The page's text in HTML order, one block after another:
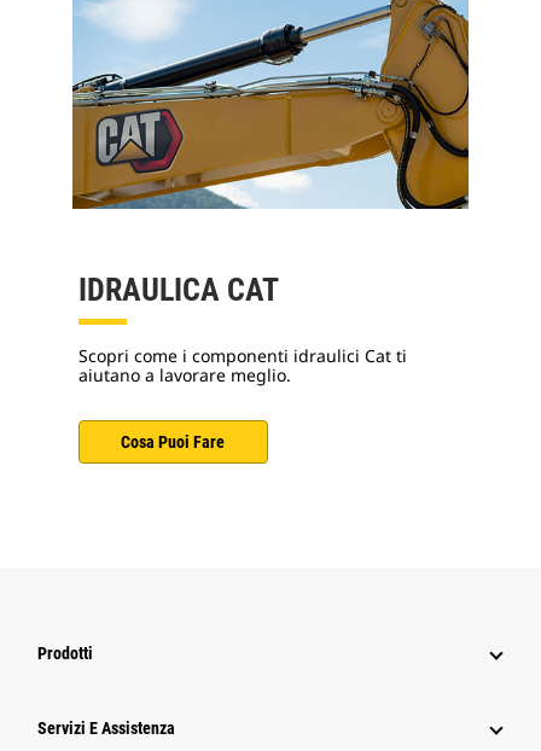
IDRAULICA CAT
Scopri come i componenti idraulici Cat ti
aiutano a lavorare meglio.
Cosa Puoi Fare
Prodotti
Servizi E Assistenza